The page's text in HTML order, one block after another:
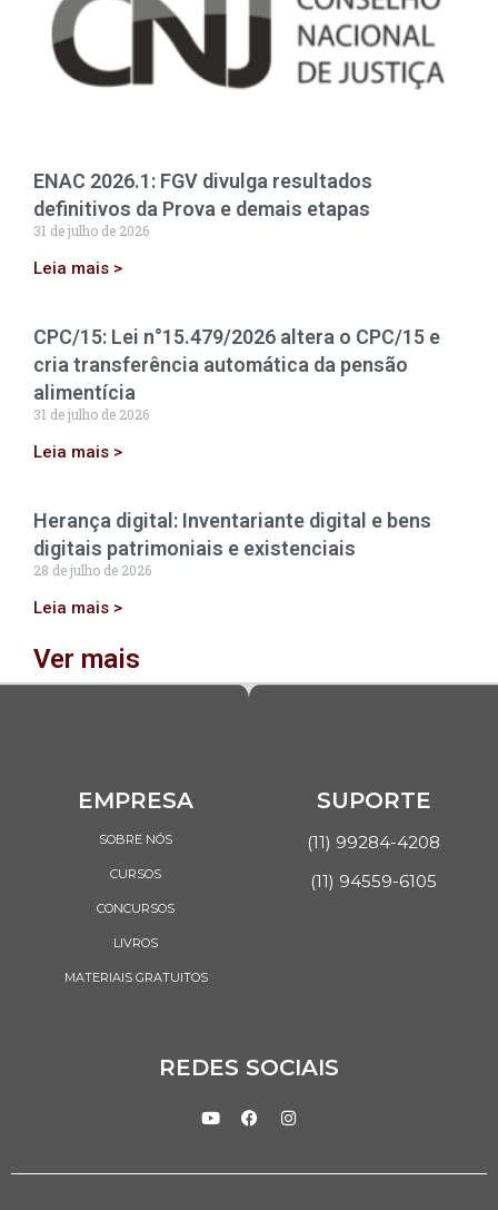
ENAC 2026.1: FGV divulga resultados
definitivos da Prova e demais etapas
31 de julho de 2026
Leia mais >
CPC/15: Lei n°15.479/2026 altera o CPC/15 e
cria transferência automática da pensão
alimentícia
31 de julho de 2026
Leia mais >
Herança digital: Inventariante digital e bens
digitais patrimoniais e existenciais
28 de julho de 2026
Leia mais >
Ver mais
EMPRESA
SOBRE NÓS
CURSOS
CONCURSOS
LIVROS
MATERIAIS GRATUITOS
SUPORTE
(11) 99284-4208
(11) 94559-6105
REDES SOCIAIS